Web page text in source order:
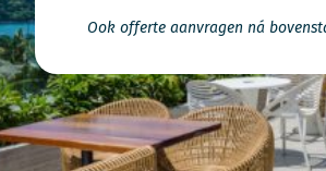
Ook offerte aanvragen ná